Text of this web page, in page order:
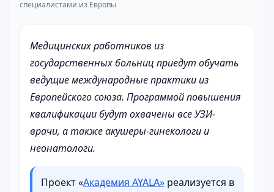
специалистами из Европы
Медицинских работников из
государственных больниц приедут обучать
ведущие международные практики из
Европейского союза. Программой повышения
квалификации будут охвачены все УЗИ-
врачи, а также акушеры-гинекологи и
неонатологи.
Проект «Академия AYALA» реализуется в